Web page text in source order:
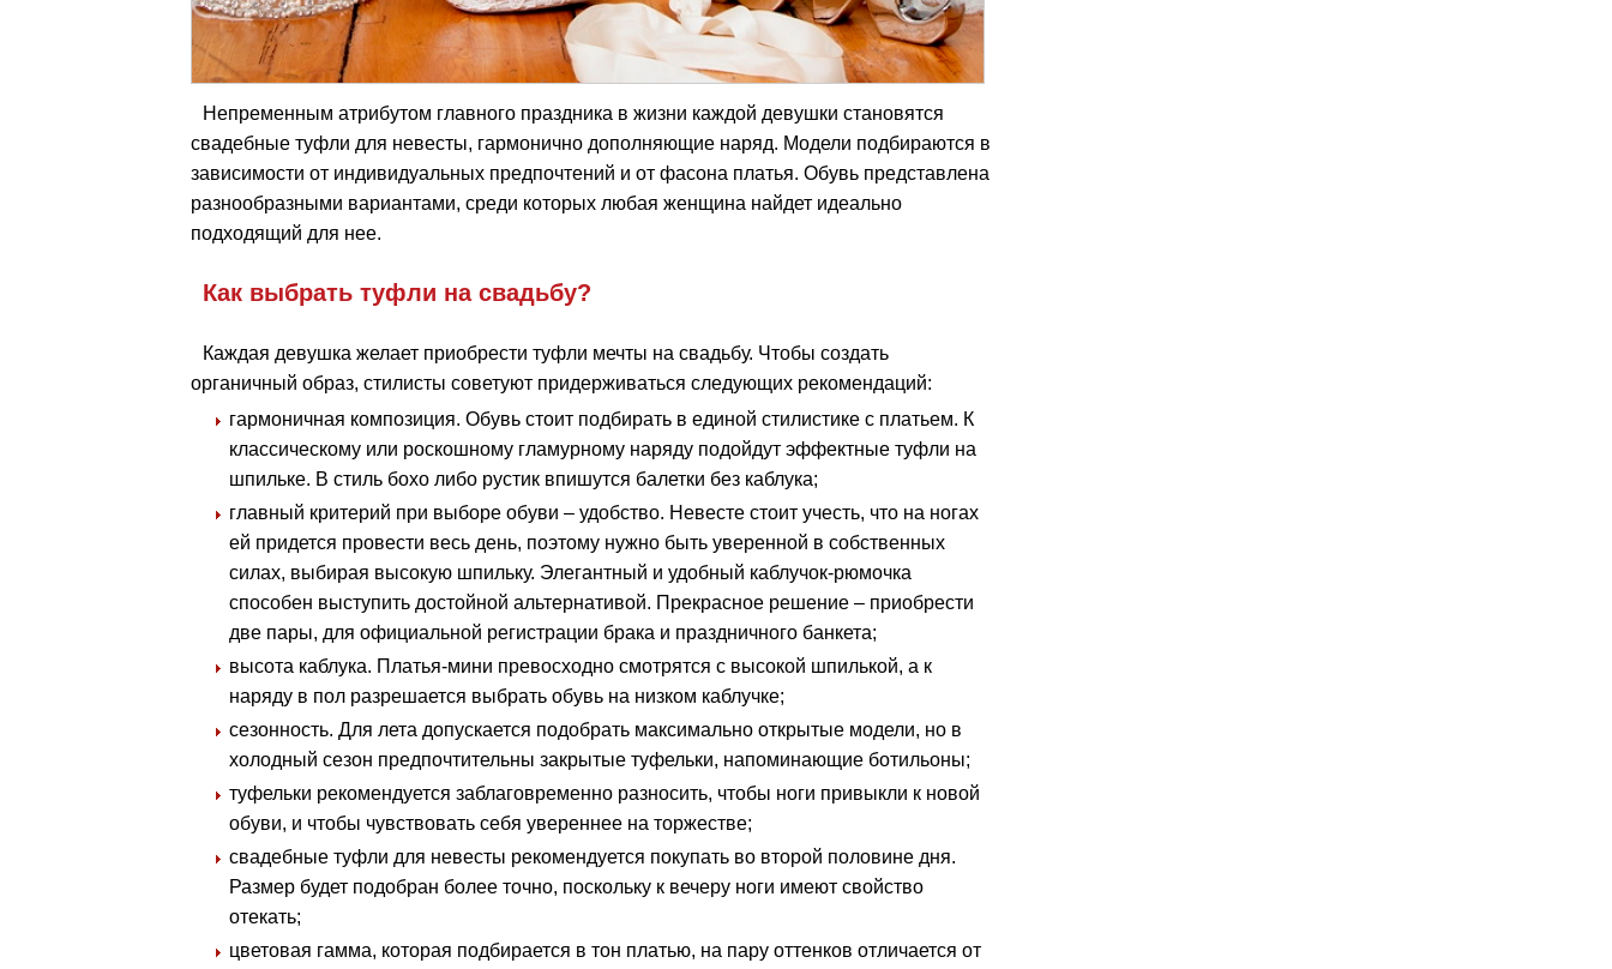
Непременным атрибутом главного праздника в жизни каждой девушки становятся
свадебные туфли для невесты, гармонично дополняющие наряд. Модели подбираются в
зависимости от индивидуальных предпочтений и от фасона платья. Обувь представлена
разнообразными вариантами, среди которых любая женщина найдет идеально
подходящий для нее.
Как выбрать туфли на свадьбу?
Каждая девушка желает приобрести туфли мечты на свадьбу. Чтобы создать
органичный образ, стилисты советуют придерживаться следующих рекомендаций:
гармоничная композиция. Обувь стоит подбирать в единой стилистике с платьем. К
классическому или роскошному гламурному наряду подойдут эффектные туфли на
шпильке. В стиль бохо либо рустик впишутся балетки без каблука;
главный критерий при выборе обуви – удобство. Невесте стоит учесть, что на ногах
ей придется провести весь день, поэтому нужно быть уверенной в собственных
силах, выбирая высокую шпильку. Элегантный и удобный каблучок-рюмочка
способен выступить достойной альтернативой. Прекрасное решение – приобрести
две пары, для официальной регистрации брака и праздничного банкета;
высота каблука. Платья-мини превосходно смотрятся с высокой шпилькой, а к
наряду в пол разрешается выбрать обувь на низком каблучке;
сезонность. Для лета допускается подобрать максимально открытые модели, но в
холодный сезон предпочтительны закрытые туфельки, напоминающие ботильоны;
туфельки рекомендуется заблаговременно разносить, чтобы ноги привыкли к новой
обуви, и чтобы чувствовать себя увереннее на торжестве;
свадебные туфли для невесты рекомендуется покупать во второй половине дня.
Размер будет подобран более точно, поскольку к вечеру ноги имеют свойство
отекать;
цветовая гамма, которая подбирается в тон платью, на пару оттенков отличается от